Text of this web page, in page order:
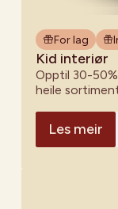
For lag
Kid interiør
Opptil 30-
heile
Les meir